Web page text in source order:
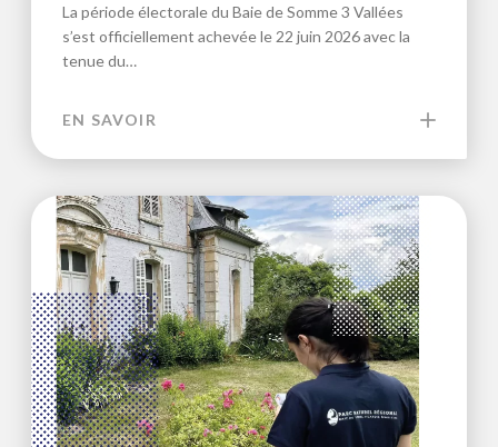
La période électorale du Baie de Somme 3 Vallées
s’est officiellement achevée le 22 juin 2026 avec la
tenue du…
EN SAVOIR